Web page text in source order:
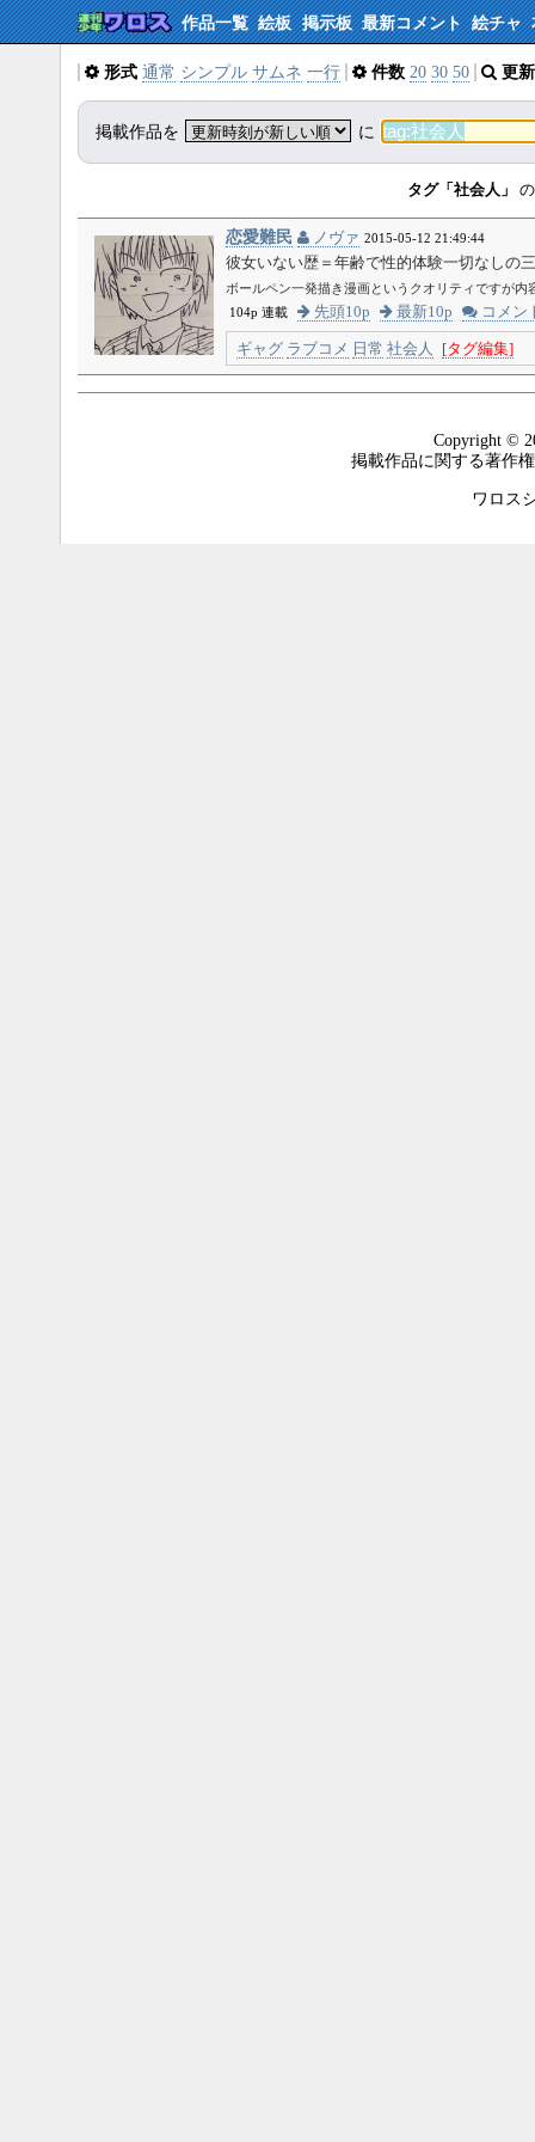
作品一覧 絵板 掲示板 最新コメント 絵チャ
形式 通常 シンプル サムネ 一行 件数 20 30 50 更
掲載作品を に
タグ「社会人」
恋愛難民 ノヴァ 2015-05-12 21:49:44
彼女いない歴＝年齢で性的体験一切なしの
ボールペン一発描き漫画というクオリティですが
104p 連載
先頭10p 最新10p コメン
ギャグ ラブコメ 日常 社会人 [タグ編集]
Copyright ©
掲載作品に関する著作
ワロス